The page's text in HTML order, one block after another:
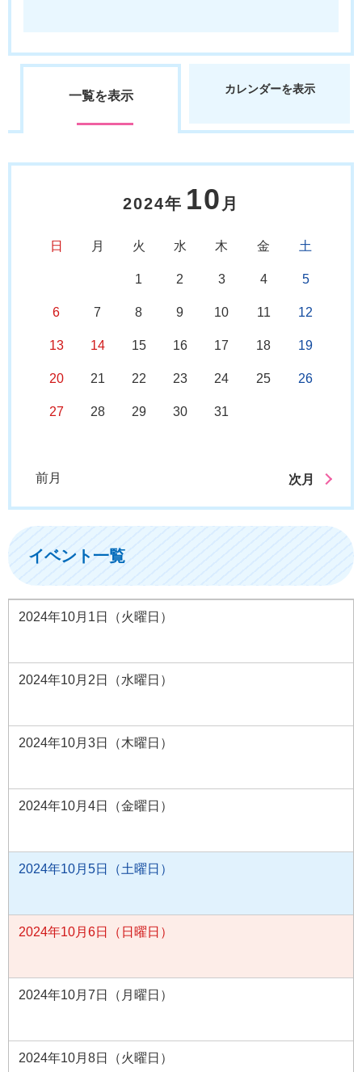
一覧を表示 カレンダーを表示
2024年 10 月
日 月 火 水 木 金 土
1 2 3 4 5
6 7 8 9 10 11 12
13 14 15 16 17 18 19
20 21 22 23 24 25 26
27 28 29 30 31
前月 次月
イベント一覧
2024年10月1日（火曜日）
2024年10月2日（水曜日）
2024年10月3日（木曜日）
2024年10月4日（金曜日）
2024年10月5日（土曜日）
2024年10月6日（日曜日）
2024年10月7日（月曜日）
2024年10月8日（火曜日）